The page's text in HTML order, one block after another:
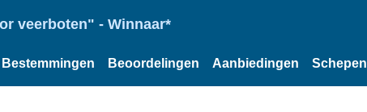
veerboten" - Winnaar*
Bestemmingen Beoordelingen Aanbiedingen Schepen